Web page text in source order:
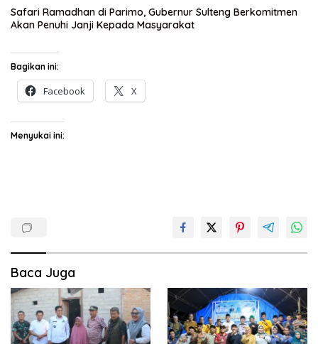
Safari Ramadhan di Parimo, Gubernur Sulteng Berkomitmen
Akan Penuhi Janji Kepada Masyarakat
Bagikan ini:
Facebook X
Menyukai ini:
Baca Juga